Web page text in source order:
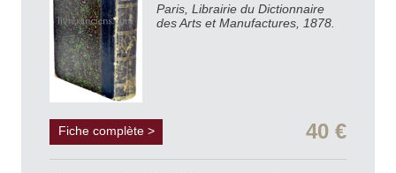
Paris, Librairie du Dictionnaire
des Arts et Manufactures, 1878.
Fiche complète > 40 €